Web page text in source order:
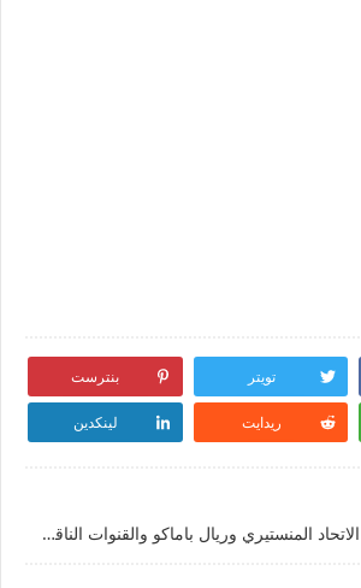
تويتر بنترست
ريدايت لينكدين
موعد ومعلق مباراة الاتحاد المنستيري وريال باماكو والقنوات الناقلة اليوم 19-02-2023 في الدوري أبطال أفريقيا